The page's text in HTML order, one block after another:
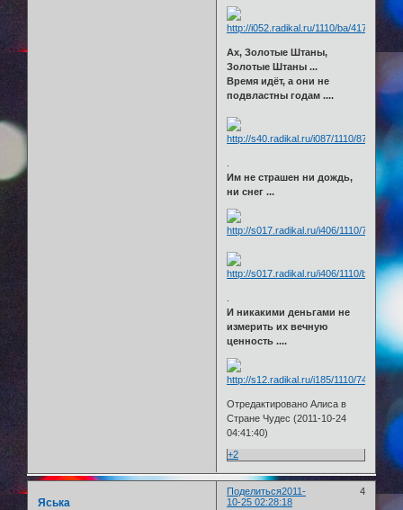
Ах, Золотые Штаны,
Золотые Штаны ...
Время идёт, а они не
подвластны годам ....
Им не страшен ни дождь,
ни снег ...
И никакими деньгами не
измерить их вечную
ценность ....
Отредактировано Алиса в
Стране Чудес (2011-10-24
04:41:40)
+2
Поделиться 4
2011-
10-25 02:28:18
Яська